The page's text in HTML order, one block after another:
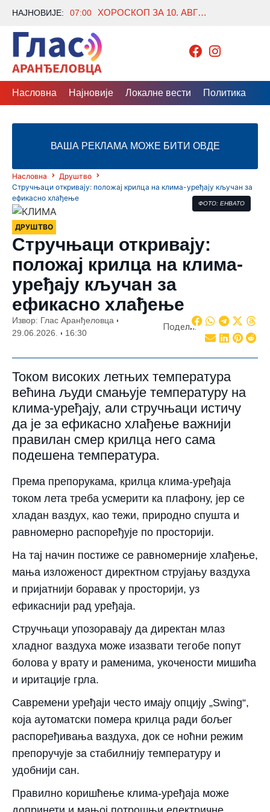
НАЈНОВИЈЕ: 07:00 ХОРОСКОП ЗА 10. АВГУСТ: Један знак очекује велики преокрет, а неко коначно добија одговор који је дуго чекао
Насловна Најновије Локалне вести Политика
ВАША РЕКЛАМА МОЖЕ БИТИ ОВДЕ
Насловна
Друштво
Стручњаци откривају: положај крилца на клима-уређају кључан за
ефикасно хлађење
ФОТО: ЕНВАТО
ДРУШТВО
Стручњаци откривају:
положај крилца на клима-
уређају кључан за
ефикасно хлађење
Извор: Глас Аранђеловца
29.06.2026.
16:30
Подели:
Током високих летњих температура
већина људи смањује температуру на
клима-уређају, али стручњаци истичу
да је за ефикасно хлађење важнији
правилан смер крилца него сама
подешена температура.
Према препорукама, крилца клима-уређаја
током лета треба усмерити ка плафону, јер се
хладан ваздух, као тежи, природно спушта и
равномерно распоређује по просторији.
На тај начин постиже се равномерније хлађење,
мања изложеност директном струјању ваздуха
и пријатнији боравак у просторији, уз
ефикаснији рад уређаја.
Стручњаци упозоравају да директан млаз
хладног ваздуха може изазвати тегобе попут
болова у врату и раменима, укочености мишића
и иритације грла.
Савремени уређаји често имају опцију „Swing“,
која аутоматски помера крилца ради бољег
распоређивања ваздуха, док се ноћни режим
препоручује за стабилнију температуру и
удобнији сан.
Правилно коришћење клима-уређаја може